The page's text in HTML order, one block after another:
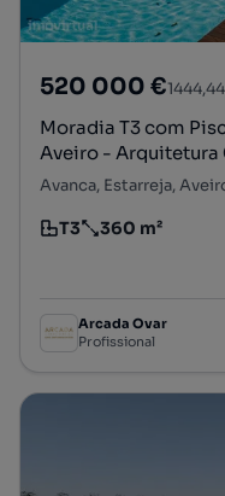
520 000 €
Moradia T3 com
Aveiro - Arquitetura
Avanca, Estarreja,
Tipologia
T3
Preço por metro
360 m²
Arcada Ovar
Profissional